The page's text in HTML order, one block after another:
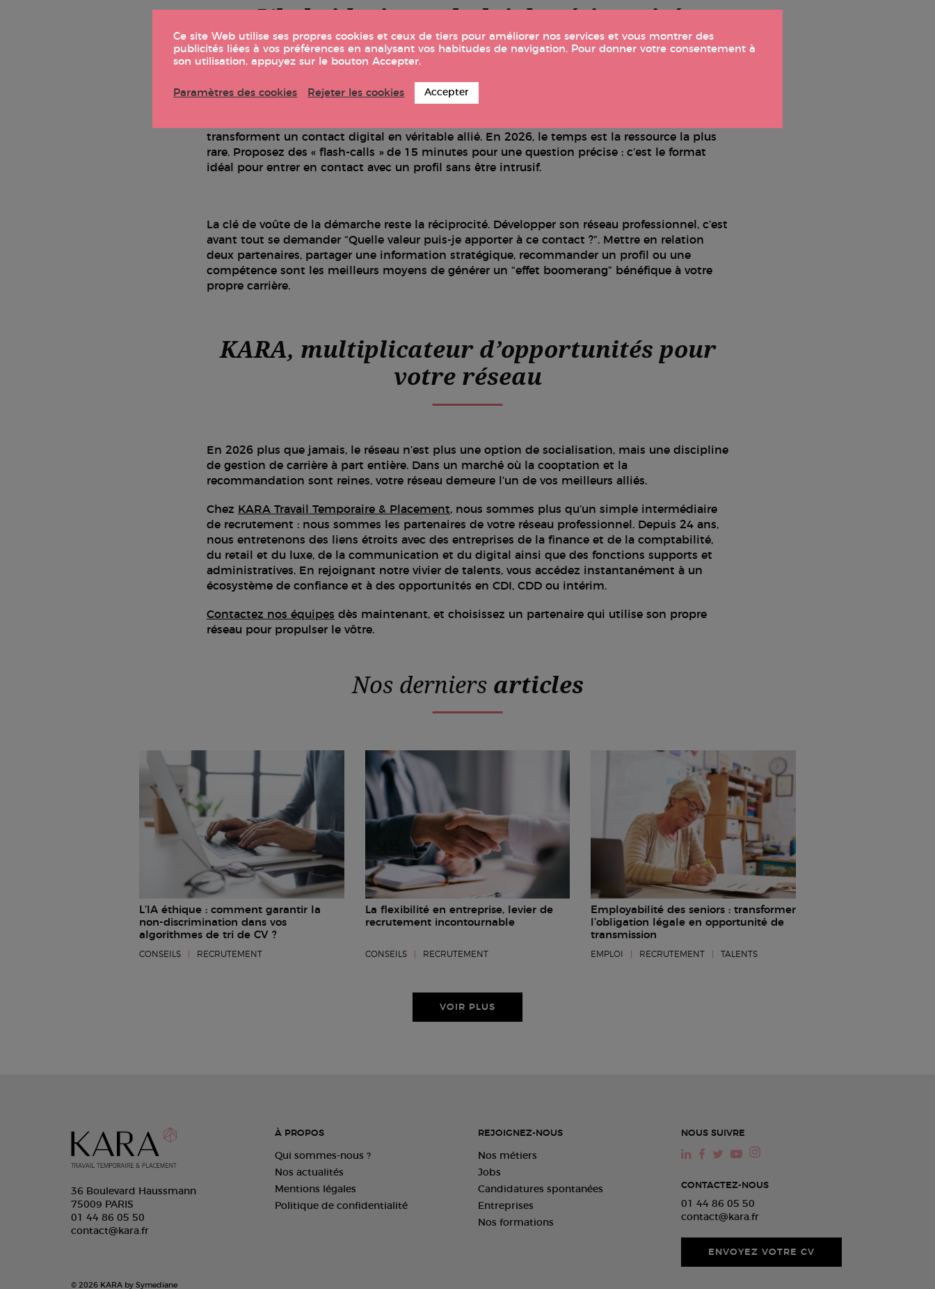
L’hybridation et la loi de réciprocité
Si le digital permet bien souvent d’initier le contact, c’est l’hybridation (ou le “phygital”) qui
scelle vraiment la confiance : le réseautage privilégie les événements professionnels et les
transforment un contact digital en véritable allié. En 2026, le temps est la ressource la plus
rare. Proposez des « flash-calls » de 15 minutes pour une question précise : c’est le format
idéal pour entrer en contact avec un profil sans être intrusif.
La clé de voûte de la démarche reste la réciprocité. Développer son réseau professionnel, c’est
avant tout se demander “Quelle valeur puis-je apporter à ce contact ?”. Mettre en relation
deux partenaires, partager une information stratégique, recommander un profil ou une
compétence sont les meilleurs moyens de générer un “effet boomerang” bénéfique à votre
propre carrière.
KARA, multiplicateur d’opportunités pour
votre réseau
En 2026 plus que jamais, le réseau n’est plus une option de socialisation, mais une discipline
de gestion de carrière à part entière. Dans un marché où la cooptation et la
recommandation sont reines, votre réseau demeure l’un de vos meilleurs alliés.
Chez KARA Travail Temporaire & Placement, nous sommes plus qu’un simple intermédiaire
de recrutement : nous sommes les partenaires de votre réseau professionnel. Depuis 24 ans,
nous entretenons des liens étroits avec des entreprises de la finance et de la comptabilité,
du retail et du luxe, de la communication et du digital ainsi que des fonctions supports et
administratives. En rejoignant notre vivier de talents, vous accédez instantanément à un
écosystème de confiance et à des opportunités en CDI, CDD ou intérim.
Contactez nos équipes dès maintenant, et choisissez un partenaire qui utilise son propre
réseau pour propulser le vôtre.
Nos derniers articles
L’IA éthique : comment garantir la
non-discrimination dans vos
algorithmes de tri de CV ?
CONSEILS RECRUTEMENT
La flexibilité en entreprise, levier de
recrutement incontournable
CONSEILS RECRUTEMENT
Employabilité des seniors : transformer
l’obligation légale en opportunité de
transmission
EMPLOI RECRUTEMENT TALENTS
VOIR PLUS
36 Boulevard Haussmann
75009 PARIS
01 44 86 05 50
contact@kara.fr
À PROPOS
Qui sommes-nous ?
Nos actualités
Mentions légales
Politique de confidentialité
REJOIGNEZ-NOUS
Nos métiers
Jobs
Candidatures spontanées
Entreprises
Nos formations
NOUS SUIVRE
CONTACTEZ-NOUS
01 44 86 05 50
contact@kara.fr
ENVOYEZ VOTRE CV
© 2026 KARA by Symediane
Ce site Web utilise ses propres cookies et ceux de tiers pour améliorer nos services et vous montrer des
publicités liées à vos préférences en analysant vos habitudes de navigation. Pour donner votre consentement à
son utilisation, appuyez sur le bouton Accepter.
Paramètres des cookies Rejeter les cookies Accepter